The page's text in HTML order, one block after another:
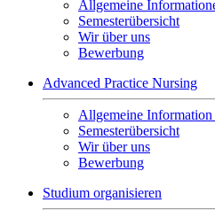
Allgemeine
Semesterübersicht
Wir über uns
Bewerbung
Advanced Practice Nursing
Allgemeine
Semesterübersicht
Wir über uns
Bewerbung
Studium organisieren